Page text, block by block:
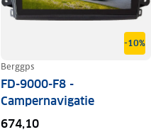
-10%
Berggps
FD-9000-F8 -
Campernavigatie
674,10